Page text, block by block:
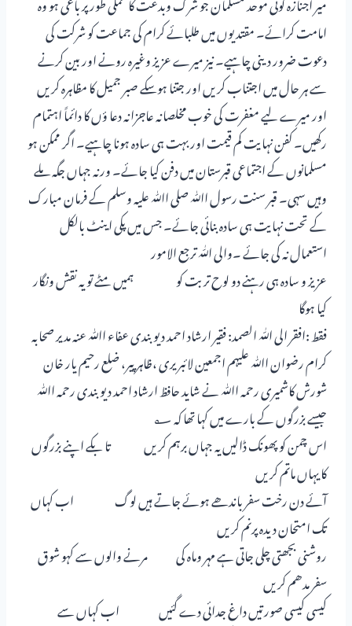
امامت کرائے۔ مقتدیوں میں طلبائے کرام کی جماعت کو شرکت کی
دعوت ضرور دینی چاہیے۔ نیز میرے عزیز وغیرہ رونے اور بین کرنے
سے ہر حال میں اجتناب کریں اور جتنا ہوسکے صبر جمیل کا مظاہرہ کریں
اور میرے لیے مغفرت کی خوب مخلصانہ عاجزانہ دعا ؤں کا دائماً اہتمام
رکھیں۔ کفن نہایت کم قیمت اور بہت ہی سادہ ہونا چاہیے۔ اگر ممکن ہو
مسلمانوں کے اجتماعی قبرستان میں دفن کیا جائے۔ ورنہ جہاں جگہ ملے
وہیں سہی۔ قبر سنت رسول اﷲ صلی اﷲ علیہ وسلم کے فرمان مبارک
کے تحت نہایت ہی سادہ بنائی جائے۔ جس میں پکی اینٹ بالکل
استعمال نہ کی جائے ۔والی اللّٰہ ترجع الامور
عزیز و سادہ ہی رہنے دو لوح تربت کو ہمیں مٹے تو یہ نقش ونگار
کیا ہوگا
فقط :افقر الی اللّٰہ الصمد: فقیر ارشاد احمد دیوبندی عفاء اﷲ عنہ مدیر صحابہ
کرام رضوان اﷲ علیہم اجمعین لائبریری ،ظاہر پیر، ضلع رحیم یار خان
شورش کاشمیری رحمہ اﷲ نے شاید حافظ ارشاد احمد دیوبندی رحمہ اﷲ
جیسے بزرگوں کے بارے میں کہا تھا کہ ؂
اس چمن کو پھونک ڈالیں یہ جہاں برہم کریں تا بکے اپنے بزرگوں
کا یہاں ماتم کریں
آئے دن رخت سفر باندھے ہوئے جاتے ہیں لوگ اب کہاں
تک امتحان دیدہ پرنم کریں
روشنی بجھتی چلی جاتی ہے مہر وماہ کی مرنے والوں سے کہو شوق
سفر مدھم کریں
کیسی کیسی صورتیں داغ جدائی دے گئیں اب کہاں سے